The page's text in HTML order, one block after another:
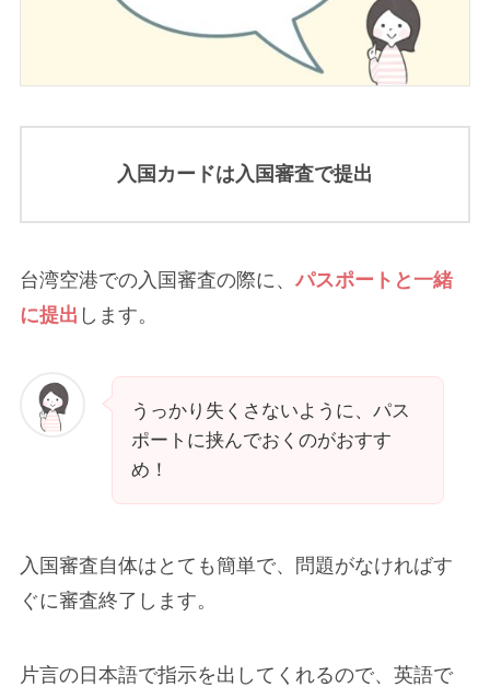
入国カードは入国審査で提出
台湾空港での入国審査の際に、 パスポートと一緒
に提出 します。
うっかり失くさないように、パス
ポートに挟んでおくのがおすす
め！
入国審査自体はとても簡単で、問題がなければす
ぐに審査終了します。
片言の日本語で指示を出してくれるので、英語で